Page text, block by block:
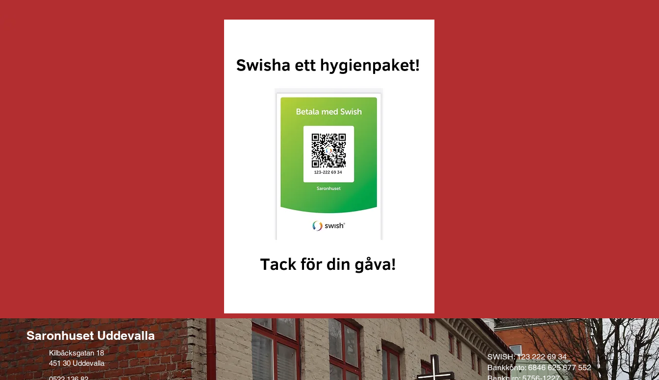
Saronhuset Uddevalla
Kilbäcksgatan 18
451 30 Uddevalla
SWISH: 123 222 69 34
Bankkonto: 6846 625 677 552